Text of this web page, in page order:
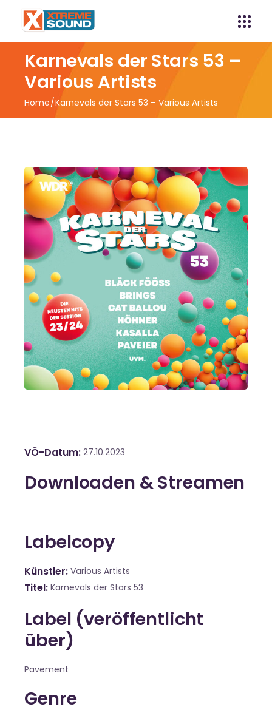
Karnevals der Stars 53 –
Various Artists
Home Karnevals der Stars 53 – Various Artists
VÖ-Datum 27.10.2023
Downloaden & Streamen
Labelcopy
Künstler Various Artists
Titel Karnevals der Stars 53
Label (veröffentlicht
über)
Pavement
Genre